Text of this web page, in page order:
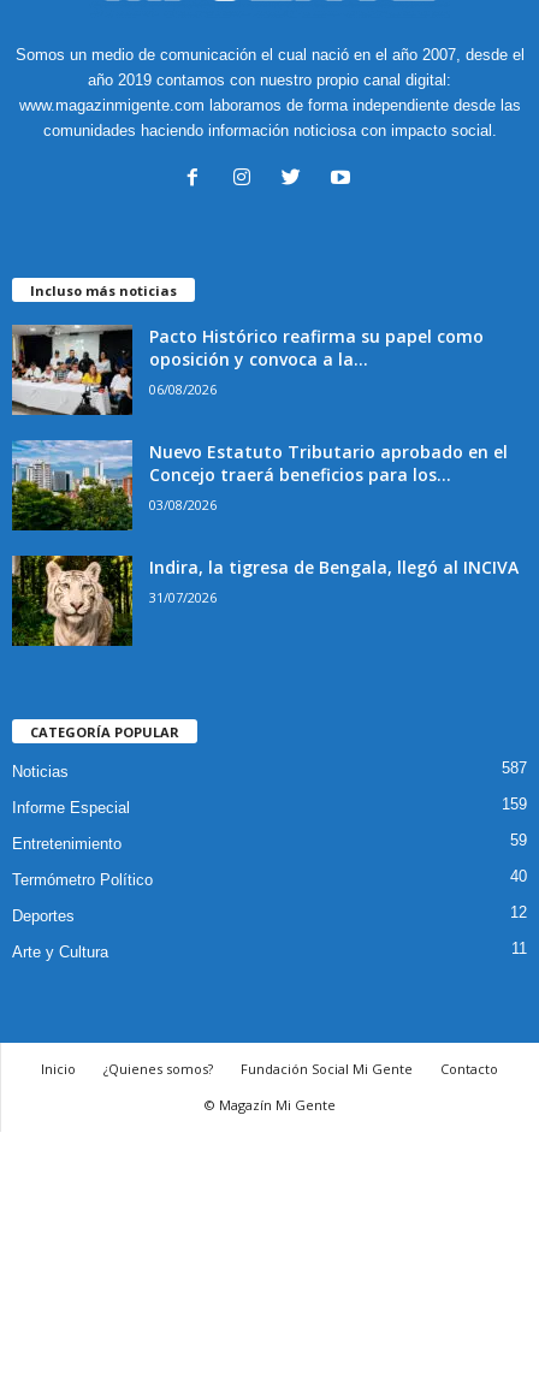
Somos un medio de comunicación el cual nació en el año 2007, desde el
año 2019 contamos con nuestro propio canal digital:
www.magazinmigente.com laboramos de forma independiente desde las
comunidades haciendo información noticiosa con impacto social.
Incluso más noticias
Pacto Histórico reafirma su papel como
oposición y convoca a la...
06/08/2026
Nuevo Estatuto Tributario aprobado en el
Concejo traerá beneficios para los...
03/08/2026
Indira, la tigresa de Bengala, llegó al INCIVA
31/07/2026
CATEGORÍA POPULAR
Noticias 587
Informe Especial 159
Entretenimiento 59
Termómetro Político 40
Deportes 12
Arte y Cultura 11
Inicio ¿Quienes somos? Fundación Social Mi Gente
Contacto
© Magazín Mi Gente